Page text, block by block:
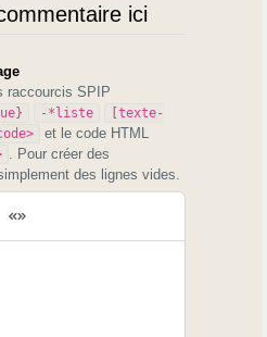
ici
raccourcis SPIP
-*liste
[texte-
et le code HTML
. Pour créer des
des lignes vides.